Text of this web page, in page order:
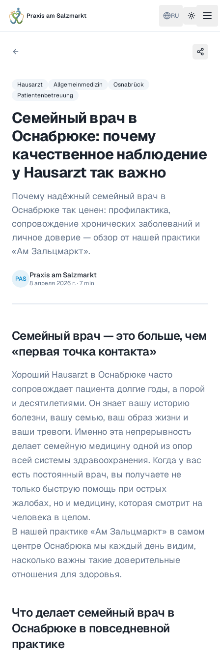
Praxis am Salzmarkt RU Toggle
Hausarzt Allgemeinmedizin
Osnabrück
Patientenbetreuung
Семейный врач в
Оснабрюке: почему
качественное наблюдение
у Hausarzt так важно
Почему надёжный семейный врач в
Оснабрюке так ценен: профилактика,
сопровождение хронических заболеваний и
личное доверие — обзор от нашей практики
«Ам Зальцмаркт».
PAS Praxis am Salzmarkt
8 апреля 2026 г.·7 min
Семейный врач — это больше, чем
«первая точка контакта»
Хороший Hausarzt в Оснабрюке часто
сопровождает пациента долгие годы, а порой
и десятилетиями. Он знает вашу историю
болезни, вашу семью, ваш образ жизни и
ваши тревоги. Именно эта непрерывность
делает семейную медицину одной из опор
всей системы здравоохранения. Когда у вас
есть постоянный врач, вы получаете не
только быструю помощь при острых
жалобах, но и медицину, которая смотрит на
человека в целом.
В нашей практике «Ам Зальцмаркт» в самом
центре Оснабрюка мы каждый день видим,
насколько важны такие доверительные
отношения для здоровья.
Что делает семейный врач в
Оснабрюке в повседневной
практике